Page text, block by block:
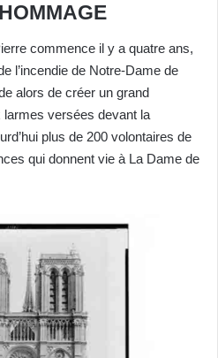
commence il y a quatre ans,
l’incendie de Notre-Dame de
alors de créer un grand
larmes versées devant la
plus de 200 volontaires de
qui donnent vie à La Dame de